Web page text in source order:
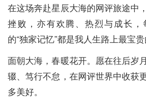
在这场奔赴星辰大海的网评旅途中
挫败，亦有欢腾、热烈与成长，
的“独家记忆”都是我人生路上最宝贵
面朝大海，春暖花开。愿在往后岁
辍、笃行不怠，在网评世界中收获
多美好。